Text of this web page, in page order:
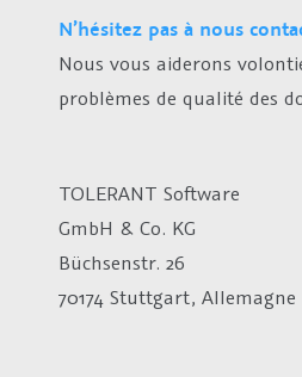
N’hésitez pas à nous
Nous vous aiderons
problèmes de qualité des
TOLERANT Software
GmbH & Co. KG
Büchsenstr. 26
70174 Stuttgart, Allemagne